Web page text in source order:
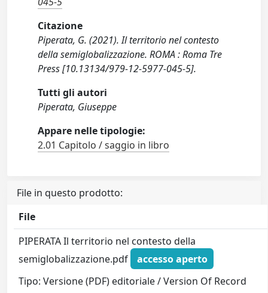
Citazione
Piperata, G. (2021). Il territorio nel contesto
della semiglobalizzazione. ROMA : Roma Tre
Press [10.13134/979-12-5977-045-5].
Tutti gli autori
Piperata, Giuseppe
Appare nelle tipologie:
2.01 Capitolo / saggio in libro
File in questo prodotto:
File
PIPERATA Il territorio nel contesto della
semiglobalizzazione.pdf
accesso aperto
Tipo: Versione (PDF) editoriale / Version Of Record